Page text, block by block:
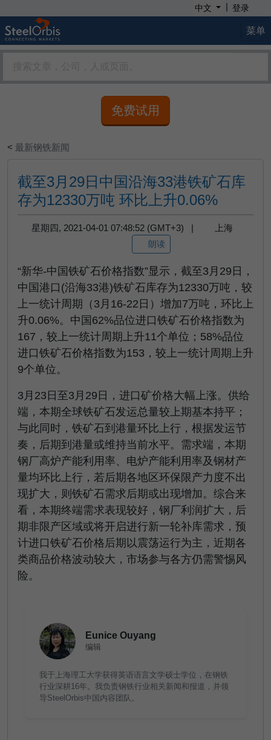
中文 | 登录
菜单
免费试用
< 最新钢铁新闻
截至3月29日中国沿海33港铁矿石库
存为12330万吨 环比上升0.06%
星期四, 2021-04-01 07:48:52 (GMT+3) | 上海
朗读
“新华-中国铁矿石价格指数”显示，截至3月29日，
中国港口(沿海33港)铁矿石库存为12330万吨，较
上一统计周期（3月16-22日）增加7万吨，环比上
升0.06%。中国62%品位进口铁矿石价格指数为
167，较上一统计周期上升11个单位；58%品位
进口铁矿石价格指数为153，较上一统计周期上升
9个单位。
3月23日至3月29日，进口矿价格大幅上涨。供给
端，本期全球铁矿石发运总量较上期基本持平；
与此同时，铁矿石到港量环比上行，根据发运节
奏，后期到港量或维持当前水平。需求端，本期
钢厂高炉产能利用率、电炉产能利用率及钢材产
量均环比上行，若后期各地区环保限产力度不出
现扩大，则铁矿石需求后期或出现增加。综合来
看，本期终端需求表现较好，钢厂利润扩大，后
期非限产区域或将开启进行新一轮补库需求，预
计进口铁矿石价格后期以震荡运行为主，近期各
类商品价格波动较大，市场参与各方仍需警惕风
险。
Eunice Ouyang
编辑
我于上海理工大学获得英语语言文学硕士学位，在钢铁
行业深耕16年。我负责钢铁行业相关新闻和报道，并领
导SteelOrbis中国内容团队。